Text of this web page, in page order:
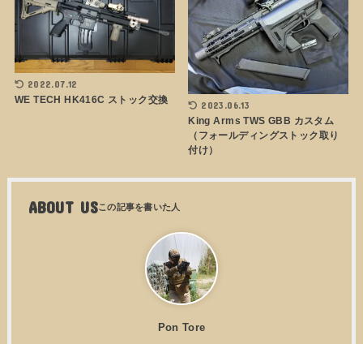
2022.07.12
WE TECH HK416C ストック交換 2023.06.13
King Arms TWS GBB カスタム
（フォールディングストック取り
付け）
ABOUT US
Pon Tore